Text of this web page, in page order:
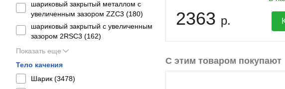
шариковый закрытый металлом с
увеличенным зазором ZZC3 (180)
шариковый закрытый с увеличенным
зазором 2RSС3 (162)
Показать еще
Тело качения
Шарик (3478)
2363 р.
С этим товаром покупают